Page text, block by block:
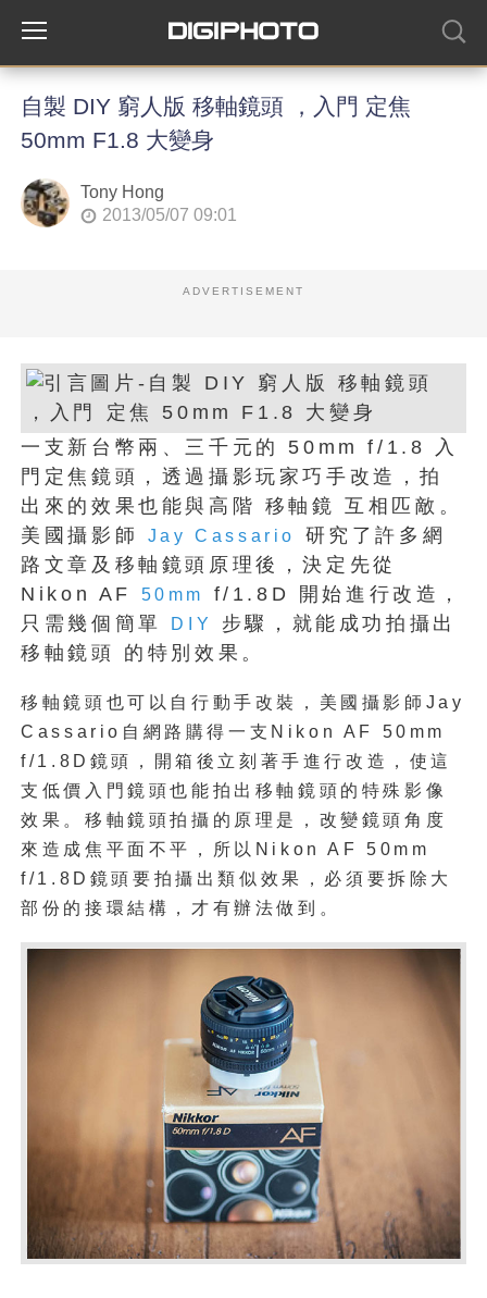
自製 DIY 窮人版 移軸鏡頭 ，入門 定焦
50mm F1.8 大變身
Tony Hong
2013/05/07 09:01
ADVERTISEMENT
一支新台幣兩、三千元的 50mm f/1.8 入
門定焦鏡頭，透過攝影玩家巧手改造，拍
出來的效果也能與高階 移軸鏡 互相匹敵。
美國攝影師
Jay Cassario
研究了許多網
路文章及移軸鏡頭原理後，決定先從
Nikon AF
50mm
f/1.8D 開始進行改造，
只需幾個簡單
DIY
步驟，就能成功拍攝出
移軸鏡頭 的特別效果。
移軸鏡頭也可以自行動手改裝，美國攝影師Jay
Cassario自網路購得一支Nikon AF 50mm
f/1.8D鏡頭，開箱後立刻著手進行改造，使這
支低價入門鏡頭也能拍出移軸鏡頭的特殊影像
效果。移軸鏡頭拍攝的原理是，改變鏡頭角度
來造成焦平面不平，所以Nikon AF 50mm
f/1.8D鏡頭要拍攝出類似效果，必須要拆除大
部份的接環結構，才有辦法做到。